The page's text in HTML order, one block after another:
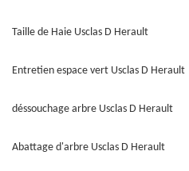
Taille de Haie Usclas D Herault
Entretien espace vert Usclas D Herault
déssouchage arbre Usclas D Herault
Abattage d'arbre Usclas D Herault